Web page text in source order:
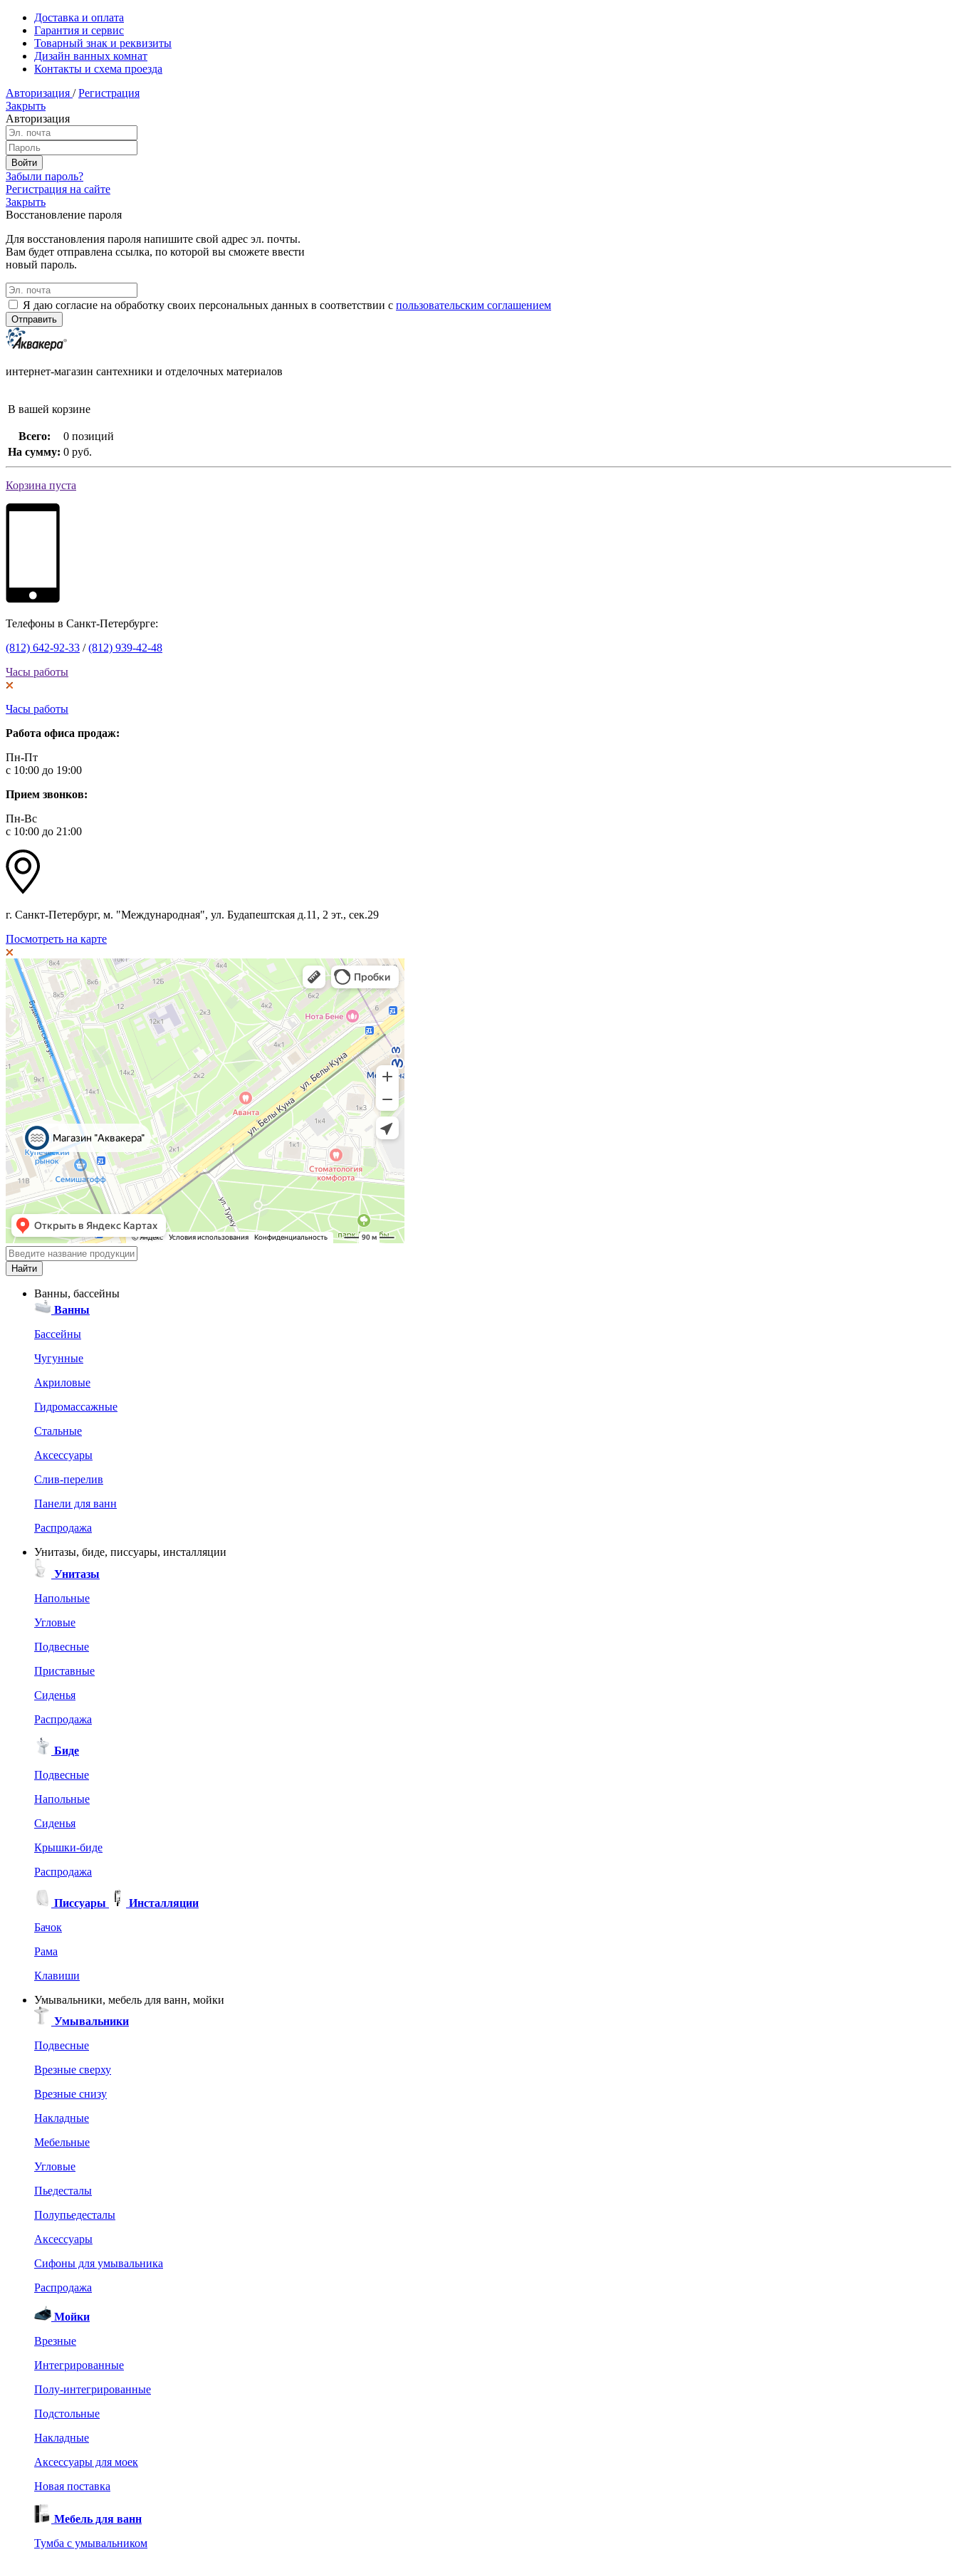
Доставка и оплата
Гарантия и сервис
Товарный знак и реквизиты
Дизайн ванных комнат
Контакты и схема проезда
Авторизация / Регистрация
Закрыть
Авторизация
Забыли пароль?
Регистрация на сайте
Закрыть
Восстановление пароля
Для восстановления пароля напишите свой адрес эл. почты.
Вам будет отправлена ссылка, по которой вы сможете ввести
новый пароль.
Я даю согласие на обработку своих персональных данных в соответствии с пользовательским соглашением
интернет-магазин сантехники и отделочных материалов
В вашей корзине
Всего:
0 позиций
На сумму: 0 руб.
Корзина пуста
Телефоны в Санкт-Петербурге:
(812) 642-92-33 /(812) 939-42-48
Часы работы
Часы работы
Работа офиса продаж:
Пн-Пт
с 10:00 до 19:00
Прием звонков:
Пн-Вс
с 10:00 до 21:00
г. Санкт-Петербург, м. "Международная", ул. Будапештская д.11, 2 эт., сек.29
Посмотреть на карте
Ванны, бассейны
Ванны
Бассейны
Чугунные
Акриловые
Гидромассажные
Стальные
Аксессуары
Слив-перелив
Панели для ванн
Распродажа
Унитазы, биде, писсуары, инсталляции
Унитазы
Напольные
Угловые
Подвесные
Приставные
Сиденья
Распродажа
Биде
Подвесные
Напольные
Сиденья
Крышки-биде
Распродажа
Писсуары
Инсталляции
Бачок
Рама
Клавиши
Умывальники, мебель для ванн, мойки
Умывальники
Подвесные
Врезные сверху
Врезные снизу
Накладные
Мебельные
Угловые
Пьедесталы
Полупьедесталы
Аксессуары
Сифоны для умывальника
Распродажа
Мойки
Врезные
Интегрированные
Полу-интегрированные
Подстольные
Накладные
Аксессуары для моек
Новая поставка
Мебель для ванн
Тумба с умывальником